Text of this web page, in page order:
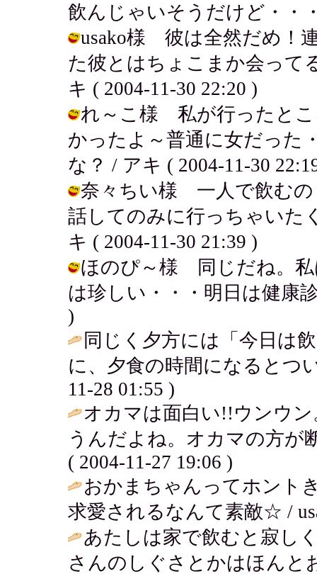
飲んじゃいそうだけど・・
usako様 彼は全然だめ！
た彼とはちょこまか会って
キ ( 2004-11-30 22:20 )
れ～こ様 私が行ったとこ
かったよ～普通に女だった
な？ / アキ ( 2004-11-30
奈々ちい様 一人で飲むの
話してのみに行っちゃいた
キ ( 2004-11-30 21:39 )
ほのぴ～様 同じだね。私
は珍しい・・・明日は健康
)
同じく夕方には「今日は
に、夕食の時間になるとつ
11-28 01:55 )
オカマは面白い!!ウンウ
うんだよね。オカマの方が
( 2004-11-27 19:06 )
おかまちゃんってホント
求愛されるなんて素敵☆ /
あたしは家で飲むと寂し
さんのしぐさとかはほん